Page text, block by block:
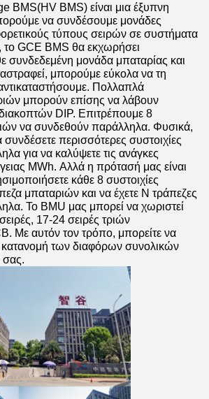
BMS(HV BMS) είναι μια έξυπνη
να συνδέσουμε μονάδες
τύπους σειρών σε συστήματα
το GCE BMS θα εκχωρήσει
συνδεδεμένη μονάδα μπαταρίας και
μπορούμε εύκολα να τη
Πολλαπλά
μπορούν επίσης να λάβουν
DIP. Επιτρέπουμε 8
να συνδεθούν παράλληλα. Φυσικά,
συνδέσετε περισσότερες συστοιχίες
για να καλύψετε τις ανάγκες
MWh. Αλλά η πρότασή μας είναι
κάθε 8 συστοιχίες
μπαταριών και να έχετε N τράπεζες
Το BMU μας μπορεί να χωριστεί
17-24 σειρές τριών
Με αυτόν τον τρόπο, μπορείτε να
κατανομή των διαφόρων συνολικών
σας.